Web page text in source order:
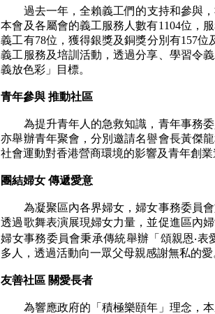
過去一年，全賴義工們的支持和參與，
本會及各屬會的義工服務人數有1104位，
義工有78位，獲得銀獎及銅獎分別有157
義工服務及培訓活動，透過分享、學習令
義放色彩」目標。
青年參與 推動社區
為提升青年人的急救知識，青年事務委
亦舉辦青年聚會，分別邀請名譽會長黃傑
社會運動對香港營商環境的影響及青年創業
團結婦女 傳遞愛意
為凝聚區內各界婦女，婦女事務委員會
透過歌舞表演展現婦女力量，並促進區內
婦女事務委員會秉承傳統舉辦「頌親恩‧
多人，透過活動向一眾父母親感謝無私的愛
友善社區 關愛長者
為響應政府的「積極樂頤年」理念，本